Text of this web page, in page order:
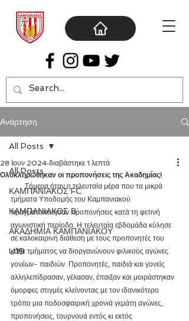
Ανάρτηση
All Posts
ΚΑΜΠΑΝΙΑΚΟΣ FC
ΚΑΜΠΑΝΙΑΚΟΣ Β΄
ΑΚΑΔΗΜΙΑ ΚΑΜΠΑΝΙΑΚΟΥ
U19
All Posts
Ολοκληρώθηκαν οι προπονήσεις της Ακαδημίας!
28 Ιουν 2024 διαβάστηκε 1 λεπτά
        Σήμερα ήταν η τελευταία μέρα που τα μικρά
τμήματα Υποδομής του Καμπανιακού
πραγματοποίησαν προπονήσεις κατά τη φετινή
αγωνιστική περίοδο. Η τελευταία εβδομάδα κύλησε
σε καλοκαιρινή διάθεση με τους προπονητές του
κάθε τμήματος να διοργανώνουν φιλικούς αγώνες
γονέων- παιδιών. Προπονητές, παιδιά και γονείς
αλληλεπίδρασαν, γέλασαν, έπαιξαν και μοιράστηκαν
όμορφες στιγμές κλείνοντας με τον ιδανικότερο
τρόπο μια ποδοσφαιρική χρονιά γεμάτη αγώνες,
προπονήσεις, τουρνουά εντός κι εκτός